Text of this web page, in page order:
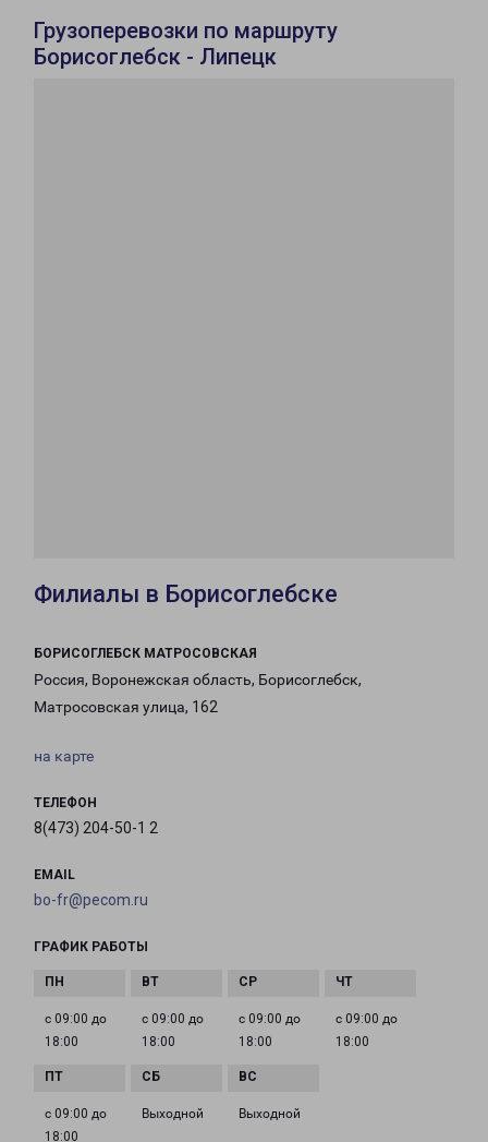
Грузоперевозки по маршруту
Борисоглебск - Липецк
Филиалы в Борисоглебске
БОРИСОГЛЕБСК МАТРОСОВСКАЯ
Россия, Воронежская область, Борисоглебск,
Матросовская улица, 162
на карте
ТЕЛЕФОН
8(473) 204-50-1 2
EMAIL
bo-fr@pecom.ru
ГРАФИК РАБОТЫ
с 09:00 до
18:00
с 09:00 до
18:00
с 09:00 до
18:00
с 09:00 до
18:00
с 09:00 до
18:00
Выходной Выходной